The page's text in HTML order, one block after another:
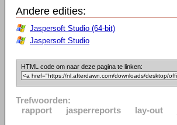
Andere edities:
Jaspersoft Studio (64-bit)
Jaspersoft Studio
HTML code om naar deze pagina te linken:
Trefwoorden:
rapport
jasperreports lay-out